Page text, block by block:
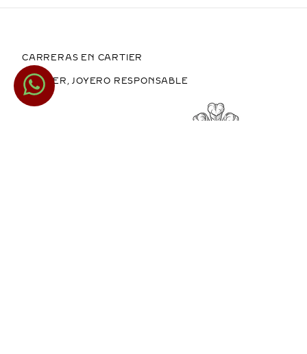
CARRERAS EN CARTIER
CARTIER, JOYERO RESPONSABLE